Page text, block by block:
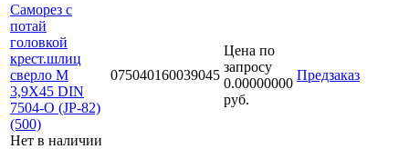
Саморез с
потай
головкой
крест.шлиц
сверло М
3,9Х45 DIN
7504-O (JP-82)
(500)
Нет в наличии
075040160039045
Цена по
запросу
0.00000000
руб.
Предзаказ